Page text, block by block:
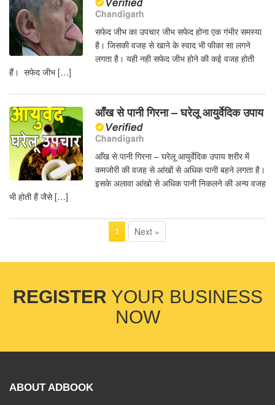
Chandigarh
सफेद जीभ का उपचार जीभ सफेद होना एक गंभीर समस्या
है। जिसकी वजह से खाने के स्वाद भी फीका सा लगने
लगता है। यही नही सफेद जीभ होने की कई वजह होती
हैं। सफेद जीभ […]
आँख से पानी गिरना – घरेलू आयुर्वेदिक उपाय
Chandigarh
आँख से पानी गिरना – घरेलू आयुर्वेदिक उपाय शरीर में
कमजोरी की वजह से आंखों से अधिक पानी बहने लगता है।
इसके अलावा आंखो से अधिक पानी निकलने की अन्य वजह
भी होती हैं जैसे […]
1 Next »
REGISTER YOUR BUSINESS
NOW
ABOUT ADBOOK